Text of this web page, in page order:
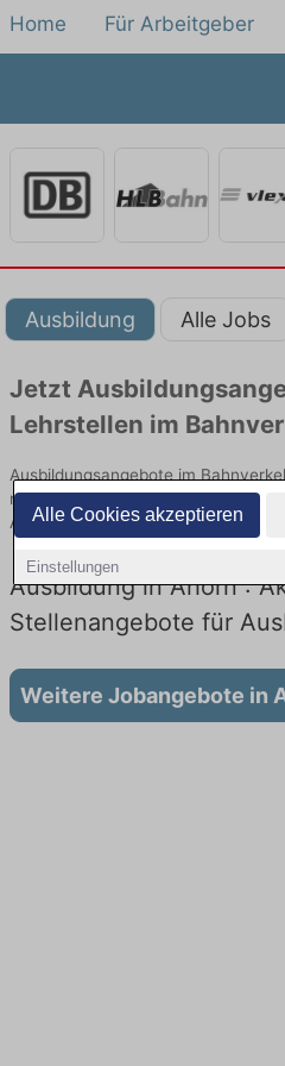
Alle Cookies akzeptieren
Einstellungen
Home Für Arbeitgeber
Ausbildung Alle Jobs
Jetzt
Lehrstellen im
Ausbildungsangebote im
namhaften Firmen. Entdecken Sie
Arbeitgebern und bewerben Sie
Ausbildung in Ahorn :
Stellenangebote für
Weitere Jobangebote in